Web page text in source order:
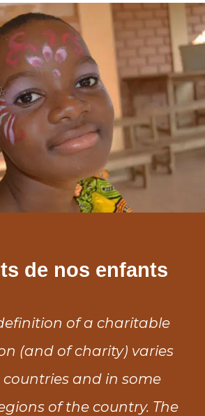
de nos enfants
of a charitable
(and of charity) varies
and in some
of the country. The